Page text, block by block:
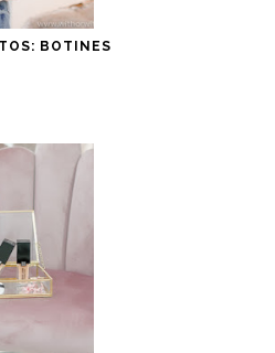
BOTINES